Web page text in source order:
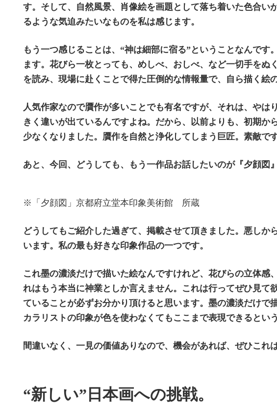
す。そして、自然風景、肖像絵を画題として落ち着いた色合い
るような気迫みたいなものを私は感じます。
もう一つ感じることは、“神は細部に宿る”ということなんです
ます。花びら一枚とっても、めしべ、おしべ、など一切手をぬ
を読み、現場に赴くことで得た圧倒的な情報量で、自ら描く絵
人気作家なので贋作が多いことでも有名ですが、それは、やは
きく違いが出ているんですよね。 だから、以前よりも、初期か
少なくなりました。 贋作を自然と浄化してしまう巨匠。素敵です
あと、今回、どうしても、もう一作品お話したいのが『夕顔図』
※「夕顔図」京都府立堂本印象美術館 所蔵
どうしてもご紹介した過ぎて、掲載させて頂きました。悪しか
います。 私の最も好きな印象作品の一つです。
これ墨の濃淡だけで描いた絵なんですけれど、花びらの立体感
れはもう本当に神業としか言えません。これは行ってぜひ見て
ていることが必ずお分かり頂けると思います。墨の濃淡だけで
カラリストの印象が色を使わなくてもここまで表現できるとい
間違いなく、一見の価値ありなので、機会があれば、ぜひこれ
“新しい”日本画への挑戦。